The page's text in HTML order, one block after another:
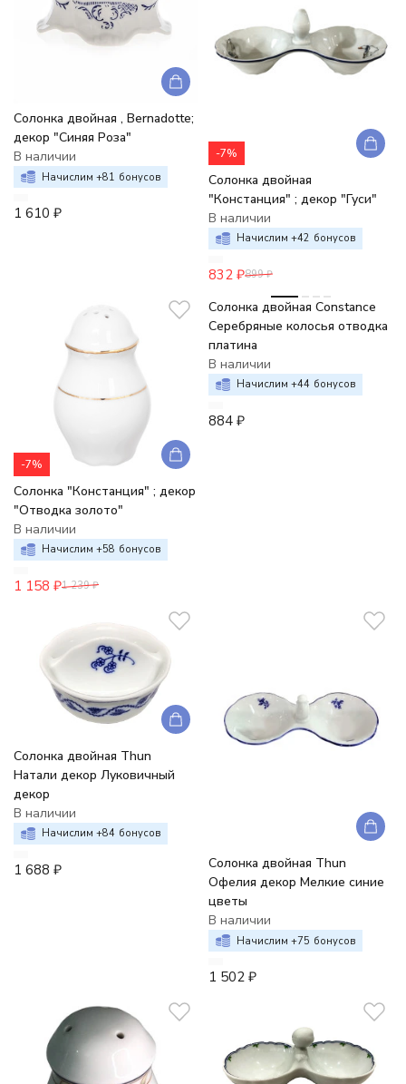
Солонка двойная , Bernadotte;
декор "Синяя Роза"
В наличии
Начислим +81 бонусов
1 610 ₽
-7%
Солонка двойная
"Констанция" ; декор "Гуси"
В наличии
Начислим +42 бонусов
832 ₽899 ₽
-7%
Солонка "Констанция" ; декор
"Отводка золото"
В наличии
Начислим +58 бонусов
1 158 ₽1 239 ₽
Солонка двойная Constance
Серебряные колосья отводка
платина
В наличии
Начислим +44 бонусов
884 ₽
Солонка двойная Thun
Натали декор Луковичный
декор
В наличии
Начислим +84 бонусов
1 688 ₽
Солонка двойная Thun
Офелия декор Мелкие синие
цветы
В наличии
Начислим +75 бонусов
1 502 ₽